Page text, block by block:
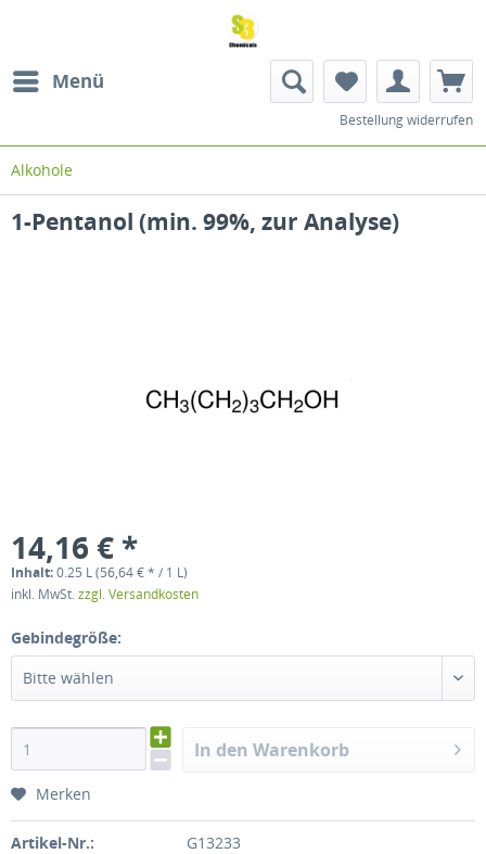
Menü
Bestellung widerrufen
Alkohole
1-Pentanol (min. 99%, zur Analyse)
14,16 € *
Inhalt:0.25 L (56,64 € * / 1 L)
inkl. MwSt.zzgl. Versandkosten
Gebindegröße:
Bitte wählen
In den Warenkorb
Merken
Artikel-Nr.:
G13233